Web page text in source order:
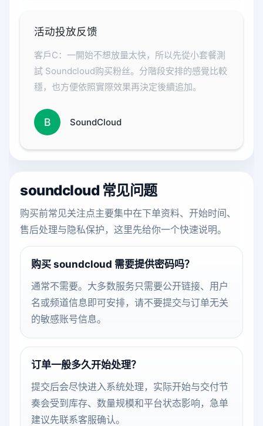
活动投放反馈
客戶C：一開始不想放量太快，所以先從小套餐測
試 Soundcloud购买粉丝。分階段安排的感覺比較
穩，也方便依照實際效果再決定後續追加。
B SoundCloud
soundcloud 常见问题
购买前常见关注点主要集中在下单资料、开始时间、
售后处理与隐私保护，这里先给你一个快速说明。
购买 soundcloud 需要提供密码吗？
通常不需要。大多数服务只需要公开链接、用户
名或频道信息即可安排，请不要提交与订单无关
的敏感账号信息。
订单一般多久开始处理？
提交后会尽快进入系统处理，实际开始与交付节
奏会受到库存、数量规模和平台状态影响，急单
建议先联系客服确认。